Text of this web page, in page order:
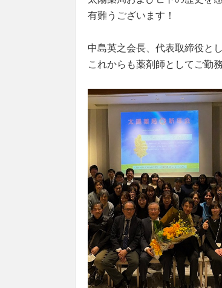
有難うございます！
中島英之会長、代表取締役と
これからも薬剤師としてご勤